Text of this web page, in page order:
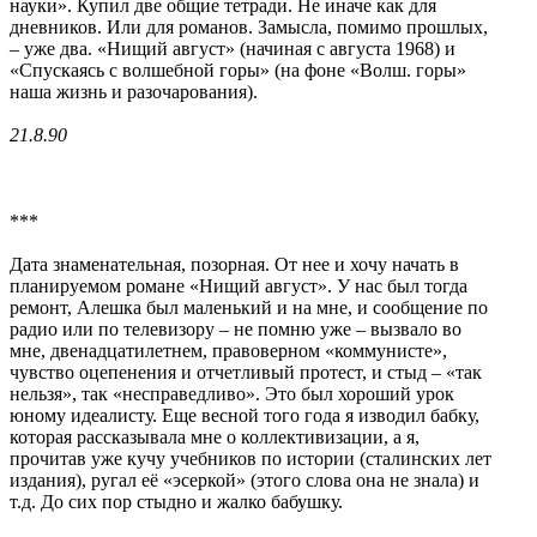
науки». Купил две общие тетради. Не иначе как для
дневников. Или для романов. Замысла, помимо прошлых,
– уже два. «Нищий август» (начиная с августа 1968) и
«Спускаясь с волшебной горы» (на фоне «Волш. горы»
наша жизнь и разочарования).
21.8.90
***
Дата знаменательная, позорная. От нее и хочу начать в
планируемом романе «Нищий август». У нас был тогда
ремонт, Алешка был маленький и на мне, и сообщение по
радио или по телевизору – не помню уже – вызвало во
мне, двенадцатилетнем, правоверном «коммунисте»,
чувство оцепенения и отчетливый протест, и стыд – «так
нельзя», так «несправедливо». Это был хороший урок
юному идеалисту. Еще весной того года я изводил бабку,
которая рассказывала мне о коллективизации, а я,
прочитав уже кучу учебников по истории (сталинских лет
издания), ругал её «эсеркой» (этого слова она не знала) и
т.д. До сих пор стыдно и жалко бабушку.